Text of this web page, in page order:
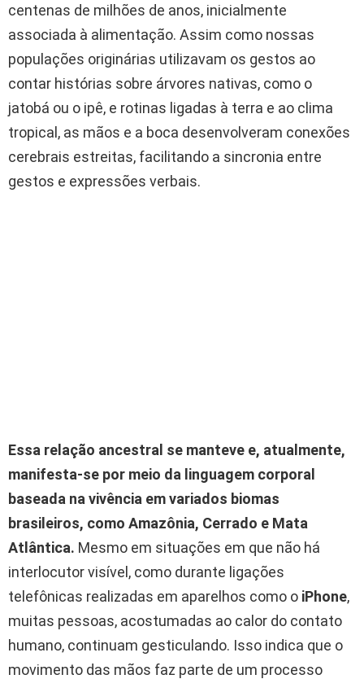
centenas de milhões de anos, inicialmente
associada à alimentação. Assim como nossas
populações originárias utilizavam os gestos ao
contar histórias sobre árvores nativas, como o
jatobá ou o ipê, e rotinas ligadas à terra e ao clima
tropical, as mãos e a boca desenvolveram conexões
cerebrais estreitas, facilitando a sincronia entre
gestos e expressões verbais.
Essa relação ancestral se manteve e, atualmente,
manifesta-se por meio da linguagem corporal
baseada na vivência em variados biomas
brasileiros, como Amazônia, Cerrado e Mata
Atlântica. Mesmo em situações em que não há
interlocutor visível, como durante ligações
telefônicas realizadas em aparelhos como o iPhone,
muitas pessoas, acostumadas ao calor do contato
humano, continuam gesticulando. Isso indica que o
movimento das mãos faz parte de um processo